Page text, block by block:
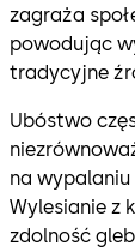
zagraża
powodując
tradycyjne
Ubóstwo
na
Wylesianie z
zdolność